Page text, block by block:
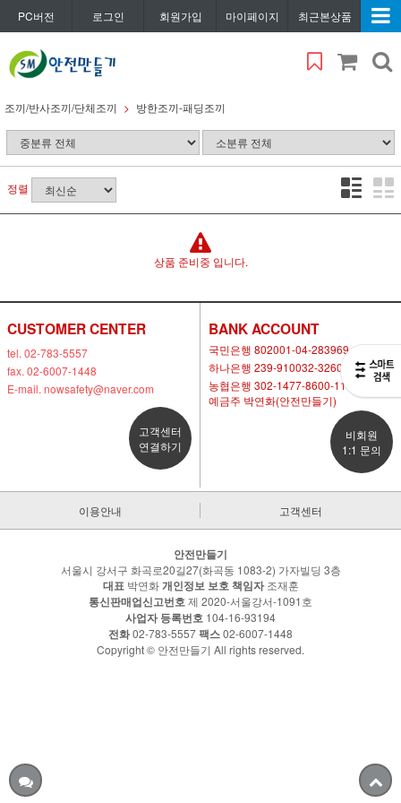
PC버전 로그인 회원가입 마이페이지 최근본상품
조끼/반사조끼/단체조끼 방한조끼-패딩조끼
정렬
상품 준비중 입니다.
CUSTOMER CENTER
tel. 02-783-5557
fax. 02-6007-1448
E-mail. nowsafety@naver.com
고객센터
연결하기
BANK ACCOUNT
국민은행 802001-04-283969
하나은행 239-910032-32604
농협은행 302-1477-8600-11
예금주 박연화(안전만들기)
비회원
1:1 문의
이용안내 고객센터
안전만들기
서울시 강서구 화곡로20길27(화곡동 1083-2) 가자빌딩 3층
대표 박연화개인정보 보호 책임자조재훈
통신판매업신고번호제 2020-서울강서-1091호
사업자 등록번호 104-16-93194
전화02-783-5557팩스02-6007-1448
Copyright © 안전만들기 All rights reserved.